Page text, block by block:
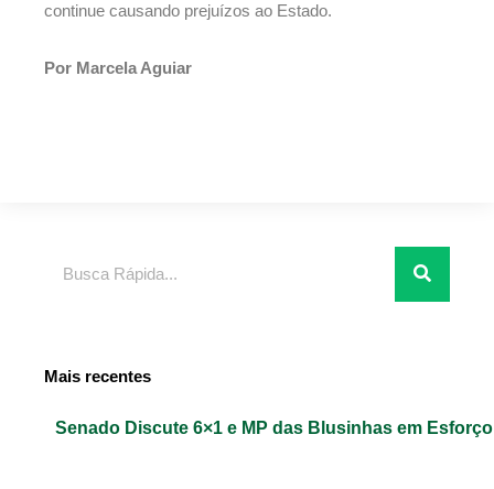
continue causando prejuízos ao Estado.
Por Marcela Aguiar
Mais recentes
Senado Discute 6×1 e MP das Blusinhas em